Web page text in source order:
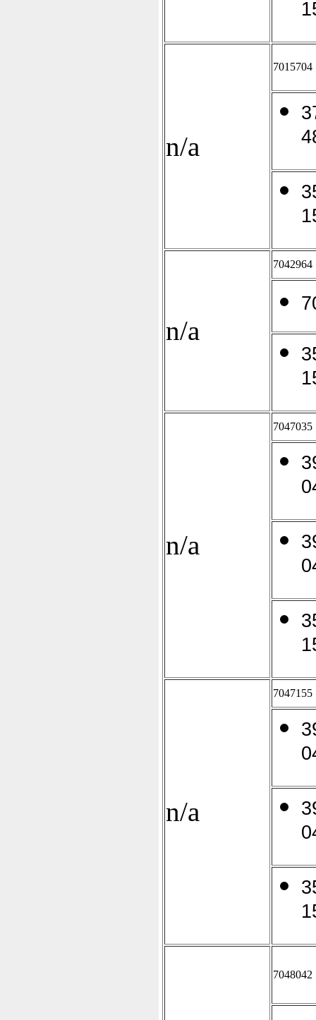
n/a
7015704
n/a
7042964
n/a
7047035
n/a
7047155
7048042